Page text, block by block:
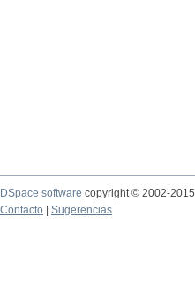
DSpace software copyright © 2002-2015
Contacto
Sugerencias